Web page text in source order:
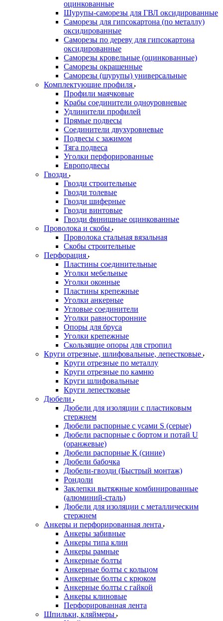
оцинкованные
Шурупы-саморезы для ГВЛ оксидированные
Саморезы для гипсокартона (по металлу)
оксидированные
Саморезы по дереву для гипсокартона
оксидированные
Саморезы кровельные (оцинкованные)
Саморезы окрашенные
Саморезы (шурупы) универсальные
Комплектующие профиля
Профили маячковые
Крабы соединители одноуровневые
Удлинители профилей
Прямые подвесы
Соединители двухуровневые
Подвесы с зажимом
Тяга подвеса
Уголки перфорированные
Европодвесы
Гвозди
Гвозди строительные
Гвозди толевые
Гвозди шиферные
Гвозди винтовые
Гвозди финишные оцинкованные
Проволока и скобы
Проволока стальная вязальная
Скобы строительные
Перфорация
Пластины соединительные
Уголки мебельные
Уголки оконные
Пластины крепежные
Уголки анкерные
Угловые соединители
Уголки равносторонние
Опоры для бруса
Уголки крепежные
Скользящие опоры для стропил
Круги отрезные, шлифовальные, лепестковые
Круги отрезные по металлу
Круги отрезные по камню
Круги шлифовальные
Круги лепестковые
Дюбели
Дюбели для изоляции с пластиковым
стержнем
Дюбели распорные с усами S (серые)
Дюбели распорные c бортом и потай U
(оранжевые)
Дюбели распорные К (синие)
Дюбели бабочка
Дюбели-гвозди (Быстрый монтаж)
Рондоли
Заклепки вытяжные комбинированные
(алюминий-сталь)
Дюбели для изоляции с металлическим
стержнем
Анкеры и перфорированная лента
Анкеры забивные
Анкеры типа клин
Анкеры рамные
Анкерные болты
Анкерные болты с кольцом
Анкерные болты с крюком
Анкерные болты с гайкой
Анкеры клиновые
Перфорированная лента
Шпильки, кляймеры